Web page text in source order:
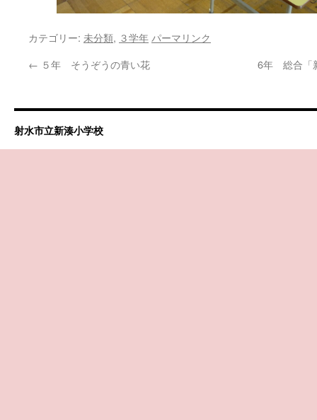
カテゴリー: 未分類, ３学年 パーマリンク
← ５年 そうぞうの青い花 6年 総合「
射水市立新湊小学校